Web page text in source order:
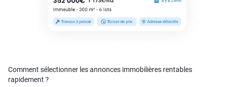
Comment sélectionner les annonces immobilières rentables
rapidement ?